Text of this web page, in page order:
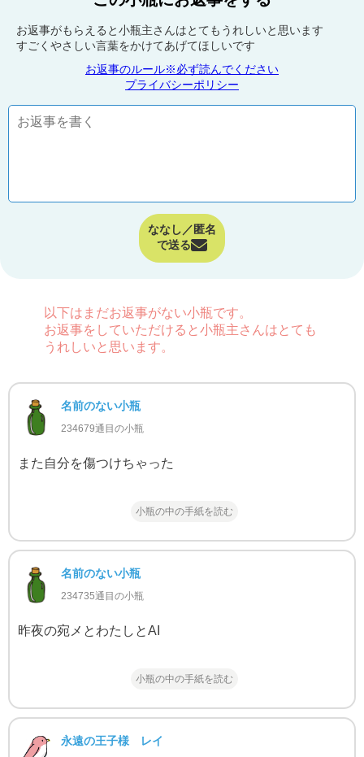
お返事がもらえると小瓶主さんはとてもうれしいと思います
すごくやさしい言葉をかけてあげてほしいです
お返事のルール※必ず読んでください
プライバシーポリシー
ななし／匿名
で送る
以下はまだお返事がない小瓶です。
お返事をしていただけると小瓶主さんはとても
うれしいと思います。
名前のない小瓶
234679通目の小瓶
また自分を傷つけちゃった
小瓶の中の手紙を読む
名前のない小瓶
234735通目の小瓶
昨夜の宛メとわたしとAI
小瓶の中の手紙を読む
永遠の王子様 レイ